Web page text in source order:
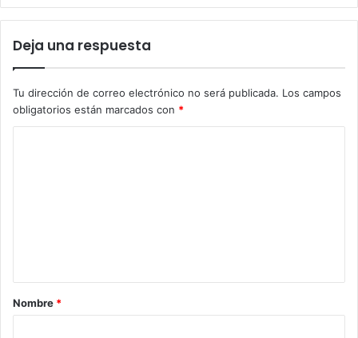
Deja una respuesta
Tu dirección de correo electrónico no será publicada. Los campos
obligatorios están marcados con *
a
r
Nombre *